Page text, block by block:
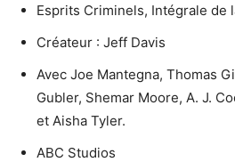
Esprits Criminels, Intégrale de
Créateur : Jeff Davis
Avec Joe Mantegna, Thomas
Gubler, Shemar Moore, A. J.
et Aisha Tyler.
ABC Studios